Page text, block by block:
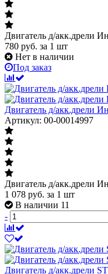
Двигатель д/акк.дрели
780 руб. за 1 шт
Нет в наличии
Под заказ
Двигатель д/акк.дрели
Артикул: 00-00014997
Двигатель д/акк.дрели
1 078 руб. за 1 шт
В наличии 11
-
Двигатель д/акк.дрели